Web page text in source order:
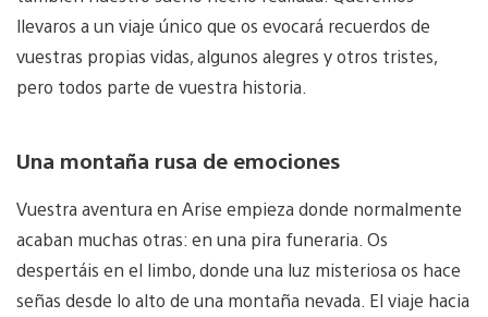
llevaros a un viaje único que os evocará recuerdos de
vuestras propias vidas, algunos alegres y otros tristes,
pero todos parte de vuestra historia.
Una montaña rusa de emociones
Vuestra aventura en Arise empieza donde normalmente
acaban muchas otras: en una pira funeraria. Os
despertáis en el limbo, donde una luz misteriosa os hace
señas desde lo alto de una montaña nevada. El viaje hacia